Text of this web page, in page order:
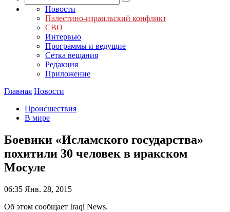
Новости
Палестино-израильский конфликт
СВО
Интервью
Программы и ведущие
Сетка вещания
Редакция
Приложение
Главная Новости
Происшествия
В мире
Боевики «Исламского государства»
похитили 30 человек в иракском
Мосуле
06:35 Янв. 28, 2015
Об этом сообщает Iraqi News.